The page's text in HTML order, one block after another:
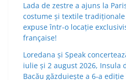
Lada de zestre a ajuns la
costume și textile
expuse într-o locație
française!
Loredana și Speak
iulie și 2 august 2026, Insula
Bacău găzduiește a 6-a